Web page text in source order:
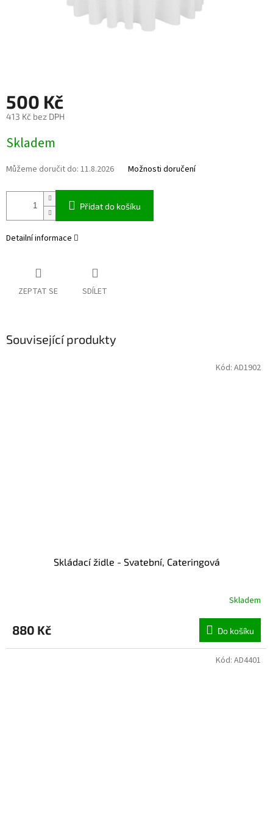
500 Kč
413 Kč bez DPH
Skladem
Můžeme doručit do: 11.8.2026 Možnosti doručení
Přidat do košíku
Detailní informace
ZEPTAT SE SDÍLET
Související produkty
Skládací židle - Svatební, Cateringová
Skladem
880 Kč Do košíku
Kód: AD1902
Kód: AD4401